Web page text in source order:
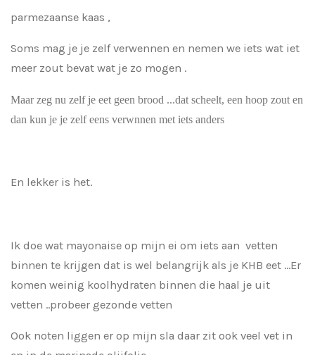
parmezaanse kaas ,
Soms mag je je zelf verwennen en nemen we iets wat iet
meer zout bevat wat je zo mogen .
Maar zeg nu zelf je eet geen brood ...dat scheelt, een hoop zout en
dan kun je je zelf eens verwnnen met iets anders
En lekker is het.
Ik doe wat mayonaise op mijn ei om iets aan vetten
binnen te krijgen dat is wel belangrijk als je KHB eet ...Er
komen weinig koolhydraten binnen die haal je uit
vetten ..probeer gezonde vetten
Ook noten liggen er op mijn sla daar zit ook veel vet in